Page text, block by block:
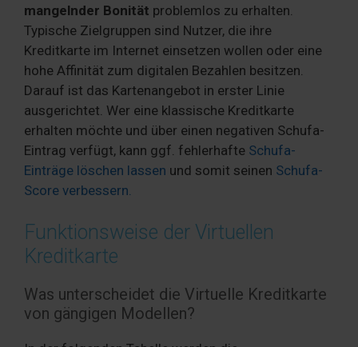
mangelnder Bonität problemlos zu erhalten.
Typische Zielgruppen sind Nutzer, die ihre
Kreditkarte im Internet einsetzen wollen oder eine
hohe Affinität zum digitalen Bezahlen besitzen.
Darauf ist das Kartenangebot in erster Linie
ausgerichtet. Wer eine klassische Kreditkarte
erhalten möchte und über einen negativen Schufa-
Eintrag verfügt, kann ggf. fehlerhafte Schufa-
Einträge löschen lassen und somit seinen Schufa-
Score verbessern.
Funktionsweise der Virtuellen
Kreditkarte
Was unterscheidet die Virtuelle Kreditkarte
von gängigen Modellen?